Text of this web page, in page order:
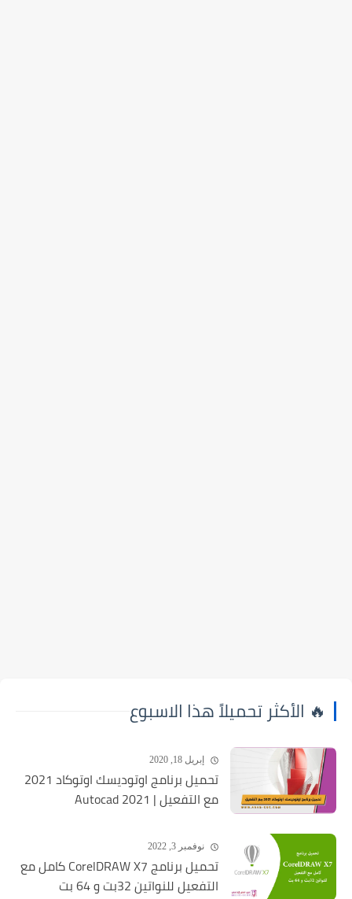
🔥 الأكثر تحميلاً هذا الاسبوع
إبريل 18, 2020
تحميل برنامج اوتوديسك اوتوكاد 2021
مع التفعيل | Autocad 2021
نوفمبر 3, 2022
تحميل برنامج CorelDRAW X7 كامل مع
التفعيل للنواتين 32بت و 64 بت